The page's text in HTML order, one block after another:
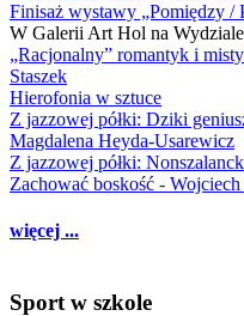
Finisaż wystawy „Pomiędzy
W Galerii Art Hol na
„Racjonalny” romantyk i
Staszek
Hierofonia w sztuce
Z jazzowej półki: Dziki
Magdalena Heyda-Usarewicz
Z jazzowej półki:
Zachować boskość - Wojciech
więcej ...
Sport w szkole